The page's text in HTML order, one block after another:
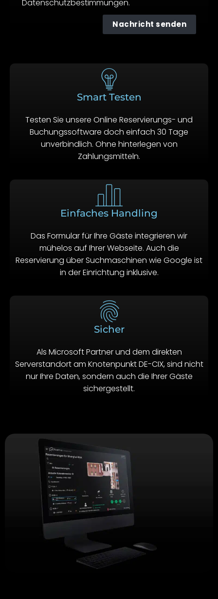
Datenschutzbestimmungen.
Nachricht senden
a
Smart Testen
Testen Sie unsere Online Reservierungs- und
Buchungssoftware doch einfach 30 Tage
unverbindlich. Ohne hinterlegen von
Zahlungsmitteln.
Einfaches Handling
Das Formular für Ihre Gäste integrieren wir
mühelos auf Ihrer Webseite. Auch die
Reservierung über Suchmaschinen wie Google ist
in der Einrichtung inklusive.
Sicher
Als Microsoft Partner und dem direkten
Serverstandort am Knotenpunkt DE-CIX, sind nicht
nur Ihre Daten, sondern auch die Ihrer Gäste
sichergestellt.